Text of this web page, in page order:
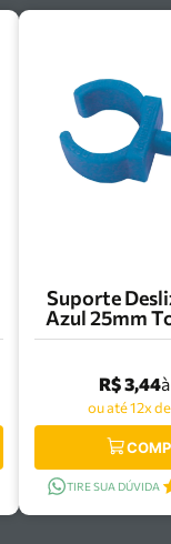
Suporte
Azul 25mm
R$ 3,44
ou até 12x
TIRE SUA DÚVIDA